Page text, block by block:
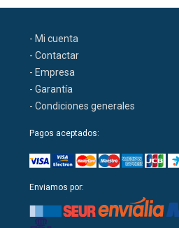
- Mi cuenta
- Contactar
- Empresa
- Garantía
- Condiciones generales
Pagos aceptados:
Enviamos por: